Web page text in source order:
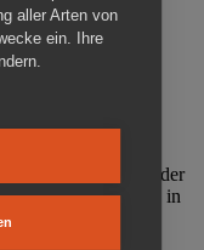
ist ein Ort
nah und
im Oktober
e. V. (MRZ), der
(1860-2002) in
Zuchthaus
steht die
aller Arten von
ein. Ihre